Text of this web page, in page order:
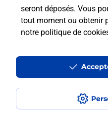
seront déposés. Vous
tout moment ou obtenir
notre politique de
Accessibilité : partiellement
Conditions contractuelles
Mentions légales